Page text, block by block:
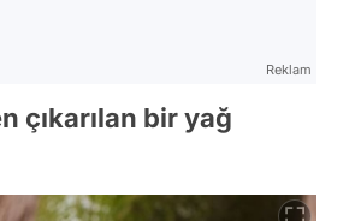
Reklam
çıkarılan bir yağ